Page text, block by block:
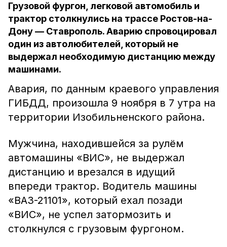
Грузовой фургон, легковой автомобиль и
трактор столкнулись на трассе Ростов-на-
Дону — Ставрополь. Аварию спровоцировал
один из автолюбителей, который не
выдержал необходимую дистанцию между
машинами.
Авария, по данным краевого управления
ГИБДД, произошла 9 ноября в 7 утра на
территории Изобильненского района.
Мужчина, находившейся за рулём
автомашины «ВИС», не выдержал
дистанцию и врезался в идущий
впереди трактор. Водитель машины
«ВАЗ-21101», который ехал позади
«ВИС», не успел затормозить и
столкнулся с грузовым фургоном.